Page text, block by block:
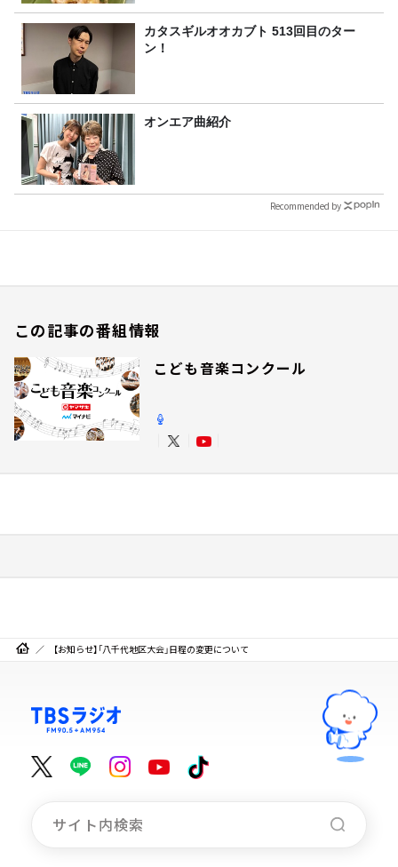
カタスギルオオカブト 513回目のター
ン！
オンエア曲紹介
Recommended by
この記事の番組情報
こども音楽コンクール
【お知らせ】「八千代地区大会」日程の変更について